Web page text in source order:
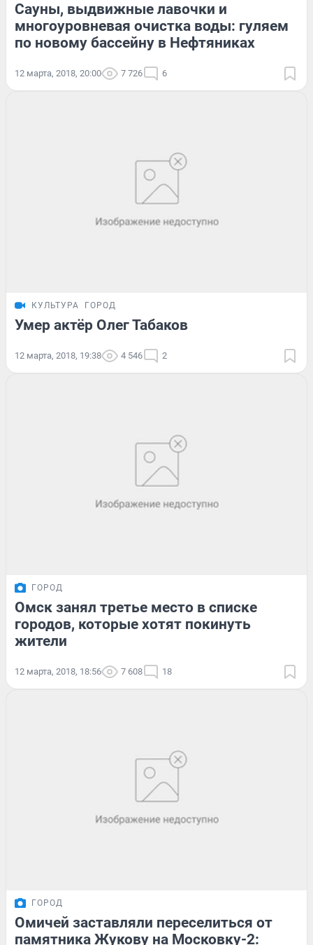
Сауны, выдвижные лавочки и
многоуровневая очистка воды: гуляем
по новому бассейну в Нефтяниках
12 марта, 2018, 20:00 7 726 6
КУЛЬТУРА ГОРОД
Умер актёр Олег Табаков
12 марта, 2018, 19:38 4 546 2
ГОРОД
Омск занял третье место в списке
городов, которые хотят покинуть
жители
12 марта, 2018, 18:56 7 608 18
ГОРОД
Омичей заставляли переселиться от
памятника Жукову на Московку-2: